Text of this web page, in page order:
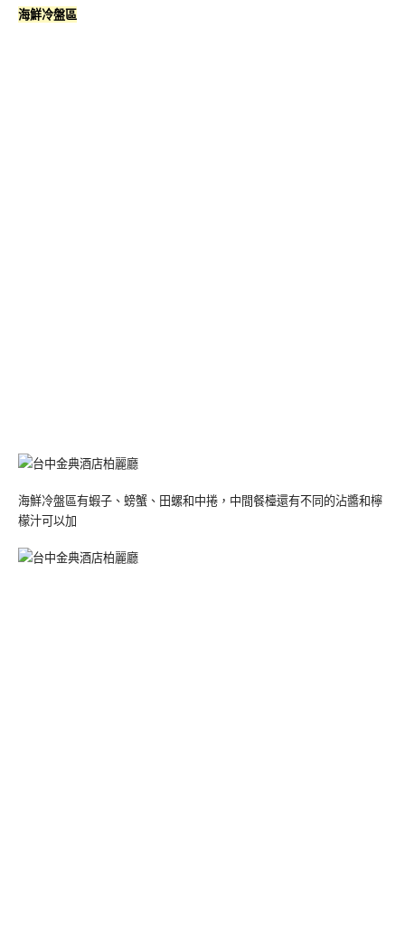
海鮮冷盤區
海鮮冷盤區有蝦子、螃蟹、田螺和中捲，中間餐檯還有不同的沾醬和檸
檬汁可以加